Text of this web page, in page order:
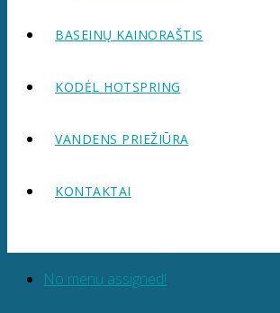
BASEINŲ KAINORAŠTIS
KODĖL HOTSPRING
VANDENS PRIEŽIŪRA
KONTAKTAI
No menu assigned!